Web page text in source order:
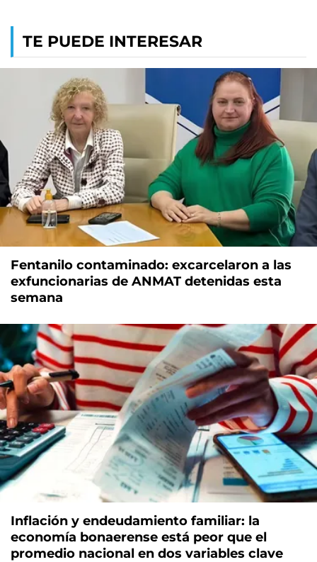
TE PUEDE INTERESAR
Fentanilo contaminado: excarcelaron a las
exfuncionarias de ANMAT detenidas esta
semana
Inflación y endeudamiento familiar: la
economía bonaerense está peor que el
promedio nacional en dos variables clave